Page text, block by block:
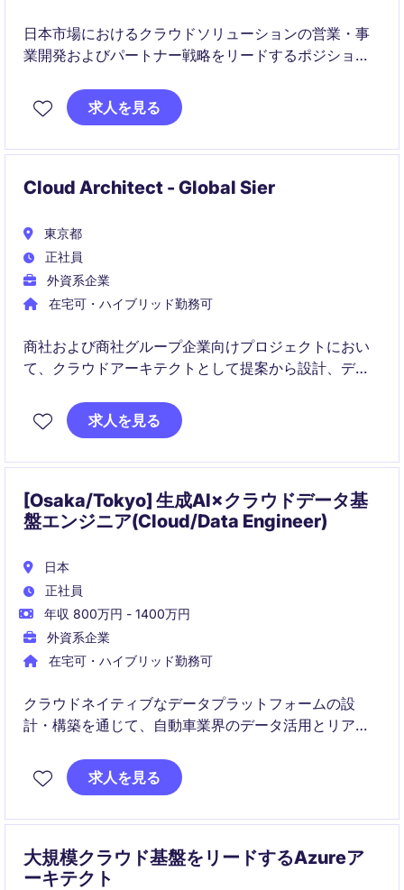
日本市場におけるクラウドソリューションの営業・事
業開発およびパートナー戦略をリードするポジション
成長を推進していただきます。
求人を見る
Cloud Architect - Global Sier
東京都
正社員
外資系企業
在宅可・ハイブリッド勤務可
商社および商社グループ企業向けプロジェクトにおい
て、クラウドアーキテクトとして提案から設計、デリ
Technical Architect〜Solution Architectまで、経験・
求人を見る
[Osaka/Tokyo] 生成AI×クラウドデータ基
盤エンジニア(Cloud/Data Engineer)
日本
正社員
年収 800万円 - 1400万円
外資系企業
在宅可・ハイブリッド勤務可
クラウドネイティブなデータプラットフォームの設
計・構築を通じて、自動車業界のデータ活用とリアル
Data、AI/ML、GenAIなどの先端技術を活用し、次世代
モビリティの実現に貢献いただきます。
求人を見る
大規模クラウド基盤をリードするAzureア
ーキテクト